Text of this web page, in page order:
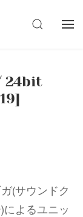
SEARCH
24bit
(サウンドク
によるユニッ